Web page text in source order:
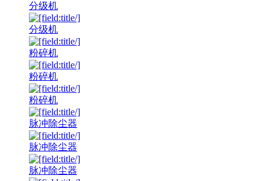
分级机
分级机
粉碎机
粉碎机
粉碎机
脉冲除尘器
脉冲除尘器
脉冲除尘器